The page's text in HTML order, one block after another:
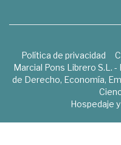
Política de privacidad
Marcial Pons Librero S.L.
de Derecho, Economía,
Hospedaje